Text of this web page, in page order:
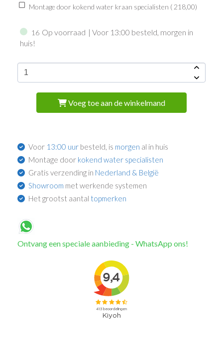
Montage door kokend water kraan specialisten ( 218,00)
16 Op voorraad | Voor 13:00 besteld, morgen in
huis!
Voeg toe aan de winkelmand
Voor 13:00 uur besteld, is morgen al in huis
Montage door kokend water specialisten
Gratis verzending in Nederland & België
Showroom met werkende systemen
Het grootst aantal topmerken
Ontvang een speciale aanbieding - WhatsApp ons!